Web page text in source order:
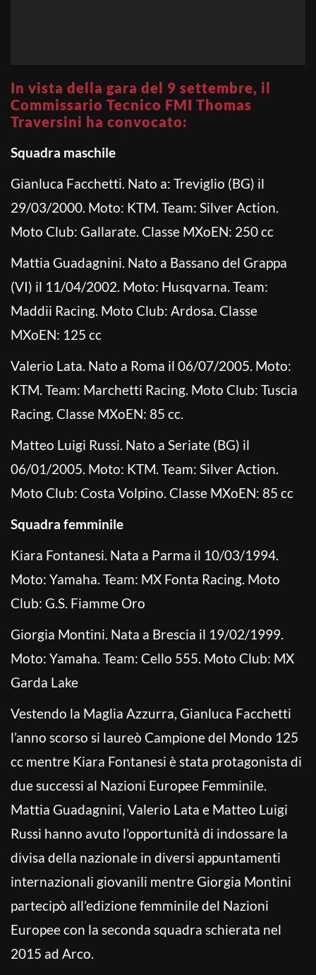
In vista della gara del 9 settembre, il
Commissario Tecnico FMI Thomas
Traversini ha convocato:
Squadra maschile
Gianluca Facchetti. Nato a: Treviglio (BG) il
29/03/2000. Moto: KTM. Team: Silver Action.
Moto Club: Gallarate. Classe MXoEN: 250 cc
Mattia Guadagnini. Nato a Bassano del Grappa
(VI) il 11/04/2002. Moto: Husqvarna. Team:
Maddii Racing. Moto Club: Ardosa. Classe
MXoEN: 125 cc
Valerio Lata. Nato a Roma il 06/07/2005. Moto:
KTM. Team: Marchetti Racing. Moto Club: Tuscia
Racing. Classe MXoEN: 85 cc.
Matteo Luigi Russi. Nato a Seriate (BG) il
06/01/2005. Moto: KTM. Team: Silver Action.
Moto Club: Costa Volpino. Classe MXoEN: 85 cc
Squadra femminile
Kiara Fontanesi. Nata a Parma il 10/03/1994.
Moto: Yamaha. Team: MX Fonta Racing. Moto
Club: G.S. Fiamme Oro
Giorgia Montini. Nata a Brescia il 19/02/1999.
Moto: Yamaha. Team: Cello 555. Moto Club: MX
Garda Lake
Vestendo la Maglia Azzurra, Gianluca Facchetti
l’anno scorso si laureò Campione del Mondo 125
cc mentre Kiara Fontanesi è stata protagonista di
due successi al Nazioni Europee Femminile.
Mattia Guadagnini, Valerio Lata e Matteo Luigi
Russi hanno avuto l’opportunità di indossare la
divisa della nazionale in diversi appuntamenti
internazionali giovanili mentre Giorgia Montini
partecipò all’edizione femminile del Nazioni
Europee con la seconda squadra schierata nel
2015 ad Arco.